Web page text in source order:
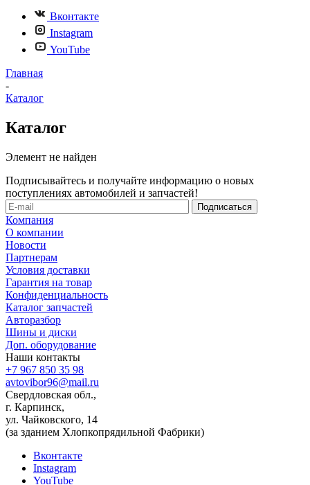
Вконтакте
Instagram
YouTube
Главная
-
Каталог
Каталог
Элемент не найден
Подписывайтесь и получайте информацию о новых
поступлениях автомобилей и запчастей!
Компания
О компании
Новости
Партнерам
Условия доставки
Гарантия на товар
Конфиденциальность
Каталог запчастей
Авторазбор
Шины и диски
Доп. оборудование
Наши контакты
+7 967 850 35 98
avtovibor96@mail.ru
Свердловская обл.,
г. Карпинск,
ул. Чайковского, 14
(за зданием Хлопкопрядильной Фабрики)
Вконтакте
Instagram
YouTube